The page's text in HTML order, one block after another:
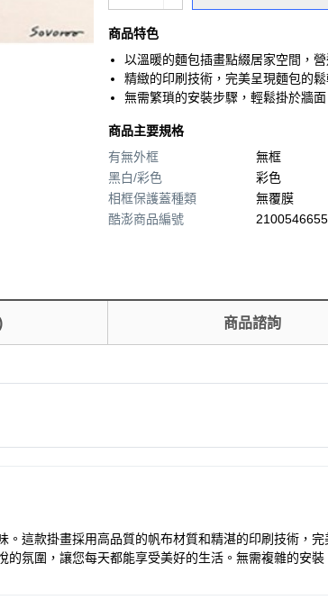
商品特色
以溫暖的麵包插畫點綴居家空間，
精緻的印刷技術，完美呈現麵包的
無需繁瑣的安裝步驟，輕鬆掛於牆
商品主要規格
有無外框
無框
黑白/彩色
彩色
相框保護蓋種類
無覆膜
酷澎商品編號
商品諮詢
這款掛畫採用高品質的帆布材質和精湛的印刷技術，
氛圍，讓您每天都能享受美好的生活。無需複雜的安